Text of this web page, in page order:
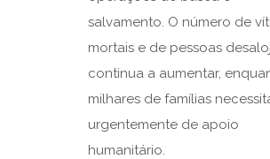
salvamento. O número de
mortais e de pessoas
continua a aumentar,
milhares de famílias
urgentemente de apoio
humanitário.